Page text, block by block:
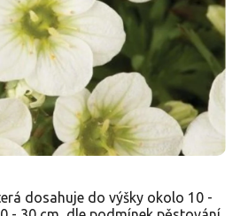
dosahuje do výšky okolo 10 -